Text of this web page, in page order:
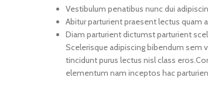
Vestibulum penatibus nunc dui
Abitur parturient praesent lectus quam
Diam parturient dictumst parturient
Scelerisque adipiscing bibendum sem
tincidunt purus lectus nisl class
elementum nam inceptos hac